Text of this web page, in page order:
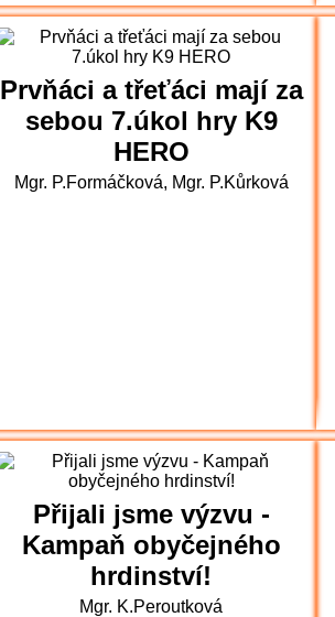
Prvňáci a třeťáci mají za
sebou 7.úkol hry K9
HERO
Mgr. P.Formáčková, Mgr. P.Kůrková
Přijali jsme výzvu -
Kampaň obyčejného
hrdinství!
Mgr. K.Peroutková